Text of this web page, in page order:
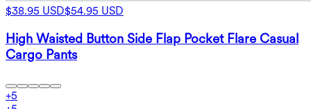
$38.95 USD$54.95 USD
High Waisted Button Side Flap Pocket Flare Casual
Cargo Pants
+5